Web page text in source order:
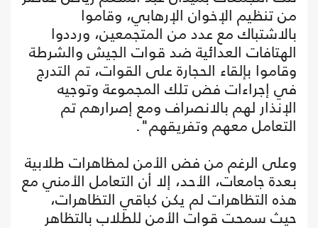
من تنظيم الإخوان الإرهابي، وقاموا
بالاشتباك مع عدد من المتجمعين، ورددوا
الهتافات العدائية ضد قوات الجيش والشرطة
وقاموا بإلقاء الحجارة على القوات، تم التدرج
في إجراءات فض تلك المجموعة وتوجيه
الإنذار لهم بالانصراف ومع إصرارهم تم
التعامل معهم وتفريقهم".
وعلى الرغم من فض الأمن لمظاهرات طلابية
بعدة جامعات، الأحد، إلا أن التعامل الأمني مع
هذه التظاهرات لم يكن كباقي التظاهرات،
حيث سمحت قوات الأمن للطلاب بالتظاهر